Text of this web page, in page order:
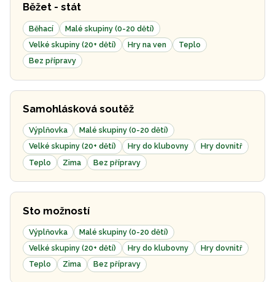
Běžet - stát
Běhací
Malé skupiny (0-20 dětí)
Velké skupiny (20+ dětí)
Hry na ven
Teplo
Bez přípravy
Samohlásková soutěž
Výplňovka
Malé skupiny (0-20 dětí)
Velké skupiny (20+ dětí)
Hry do klubovny
Hry dovnitř
Teplo
Zima Bez přípravy
Sto možností
Výplňovka
Malé skupiny (0-20 dětí)
Velké skupiny (20+ dětí)
Hry do klubovny
Hry dovnitř
Teplo
Zima Bez přípravy